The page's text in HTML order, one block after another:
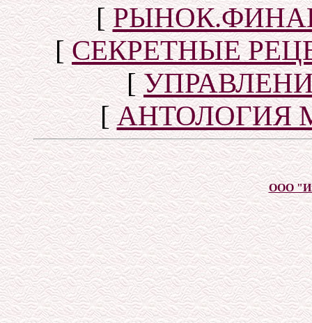
[
[СЕКРЕТНЫЕ
[
[АНТОЛОГИЯ
ООО